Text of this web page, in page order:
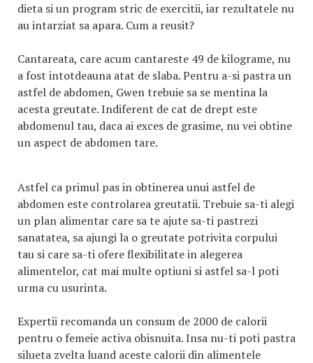
dieta si un program stric de exercitii, iar rezultatele nu
au intarziat sa apara. Cum a reusit?
Cantareata, care acum cantareste 49 de kilograme, nu
a fost intotdeauna atat de slaba. Pentru a-si pastra un
astfel de abdomen, Gwen trebuie sa se mentina la
acesta greutate. Indiferent de cat de drept este
abdomenul tau, daca ai exces de grasime, nu vei obtine
un aspect de abdomen tare.
Astfel ca primul pas in obtinerea unui astfel de
abdomen este controlarea greutatii. Trebuie sa-ti alegi
un plan alimentar care sa te ajute sa-ti pastrezi
sanatatea, sa ajungi la o greutate potrivita corpului
tau si care sa-ti ofere flexibilitate in alegerea
alimentelor, cat mai multe optiuni si astfel sa-l poti
urma cu usurinta.
Expertii recomanda un consum de 2000 de calorii
pentru o femeie activa obisnuita. Insa nu-ti poti pastra
silueta zvelta luand aceste calorii din alimentele